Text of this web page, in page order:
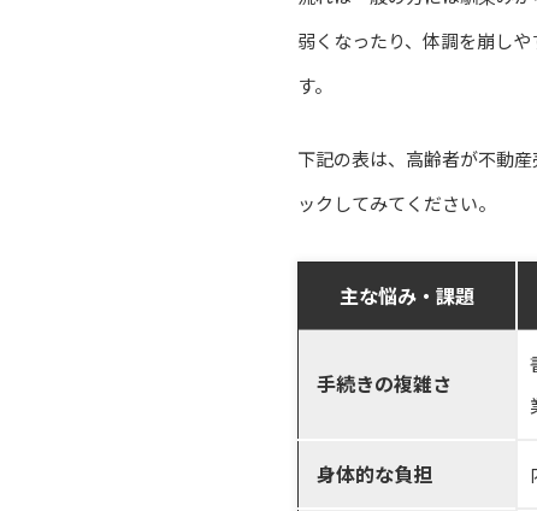
弱くなったり、体調を崩し
す。
下記の表は、高齢者が不動
ックしてみてください。
主な悩み・課題
手続きの複雑さ
身体的な負担